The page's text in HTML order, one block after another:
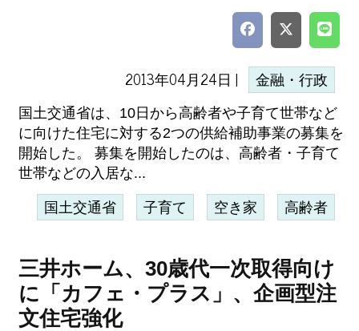
2013年04月24日 | 金融・行政
国土交通省は、10日から高齢者や子育て世帯など
に向けた住宅に対する2つの供給補助事業の募集を
開始した。 募集を開始したのは、高齢者・子育て
世帯などの入居な...
国土交通省 子育て 空き家 高齢者
三井ホーム、30歳代一次取得向け
に「カフェ・プラス」、企画型注
文住宅強化